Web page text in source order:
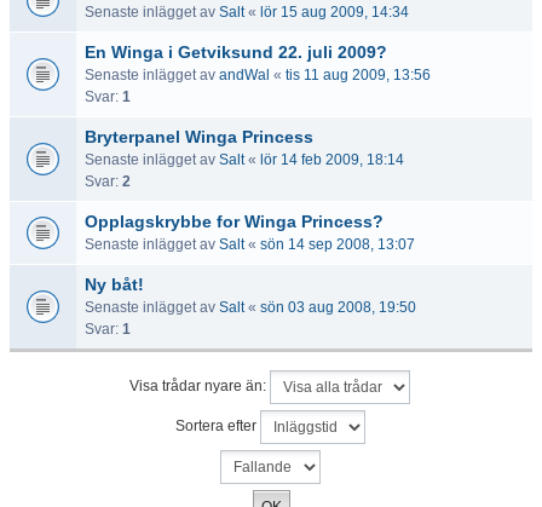
Senaste inlägget av Salt« lör 15 aug 2009, 14:34
En Winga i Getviksund 22. juli 2009?
Senaste inlägget av andWal « tis 11 aug 2009, 13:56
Svar: 1
Bryterpanel Winga Princess
Senaste inlägget av Salt« lör 14 feb 2009, 18:14
Svar: 2
Opplagskrybbe for Winga Princess?
Senaste inlägget av Salt« sön 14 sep 2008, 13:07
Ny båt!
Senaste inlägget av Salt« sön 03 aug 2008, 19:50
Svar: 1
Visa trådar nyare än:
Sortera efter